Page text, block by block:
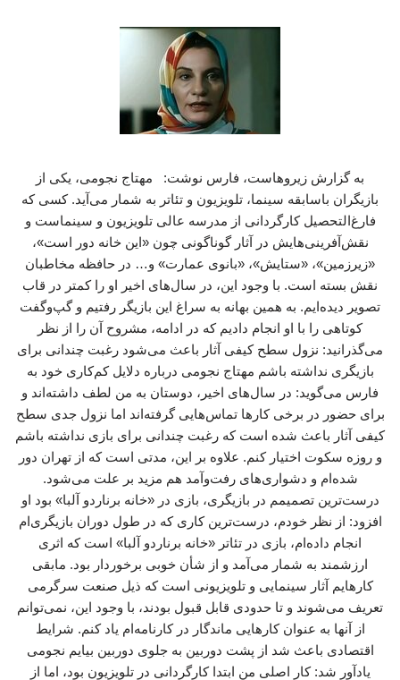
به گزارش زیروهاست، فارس نوشت: مهتاج نجومی، یکی از
بازیگران باسابقه سینما، تلویزیون و تئاتر به شمار می‌آید. کسی که
فارغ‌التحصیل کارگردانی از مدرسه‌ عالی تلویزیون و سینماست و
نقش‌آفرینی‌هایش در آثار گوناگونی چون «این خانه دور است»،
«زیرزمین»، «ستایش»، «بانوی عمارت» و… در حافظه مخاطبان
نقش بسته است. با وجود این، در سال‌های اخیر او را کمتر در قاب
تصویر دیده‌ایم. به همین بهانه به سراغ این بازیگر رفتیم و گپ‌وگفت
کوتاهی را با او انجام دادیم که در ادامه، مشروح آن را از نظر
می‌گذرانید: نزول سطح کیفی آثار باعث می‌شود رغبت چندانی برای
بازیگری نداشته باشم مهتاج نجومی درباره دلایل کم‌کاری خود به
فارس می‌گوید: در سال‌های اخیر، دوستان به من لطف داشته‌اند و
برای حضور در برخی کارها تماس‌هایی گرفته‌اند اما نزول جدی سطح
کیفی آثار باعث شده است که رغبت چندانی برای بازی نداشته باشم
و روزه سکوت اختیار کنم. علاوه بر این، مدتی است که از تهران دور
شده‌ام و دشواری‌های رفت‌وآمد هم مزید بر علت می‌شود.
درست‌ترین تصمیمم در بازیگری، بازی در «خانه برناردو آلبا» بود او
افزود: از نظر خودم، درست‌ترین کاری که در طول دوران بازیگری‌ام
انجام داده‌ام، بازی در تئاتر «خانه برناردو آلبا» است که اثری
ارزشمند به شمار می‌آمد و از شأن خوبی برخوردار بود. مابقی
کارهایم آثار سینمایی و تلویزیونی است که ذیل صنعت سرگرمی
تعریف می‌شوند و تا حدودی قابل قبول بودند، با وجود این، نمی‌توانم
از آنها به عنوان کارهایی ماندگار در کارنامه‌ام یاد کنم. شرایط
اقتصادی باعث شد از پشت دوربین به جلوی دوربین بیایم نجومی
یادآور شد: کار اصلی‌ من ابتدا کارگردانی در تلویزیون بود، اما از